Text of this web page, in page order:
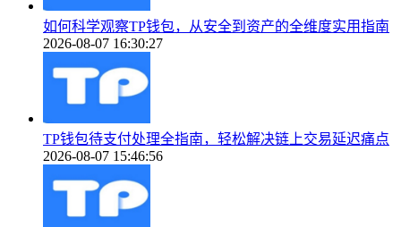
如何科学观察TP钱包，从安全到资产的全维度实用指南
2026-08-07 16:30:27
TP钱包待支付处理全指南，轻松解决链上交易延迟痛点
2026-08-07 15:46:56